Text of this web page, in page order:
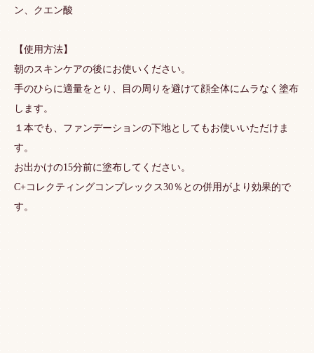
ン、クエン酸
【使用方法】
朝のスキンケアの後にお使いください。
手のひらに適量をとり、目の周りを避けて顔全体にムラなく塗布
します。
１本でも、ファンデーションの下地としてもお使いいただけま
す。
お出かけの15分前に塗布してください。
C+コレクティングコンプレックス30％との併用がより効果的で
す。